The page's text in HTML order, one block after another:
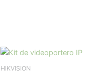
HIKVISION